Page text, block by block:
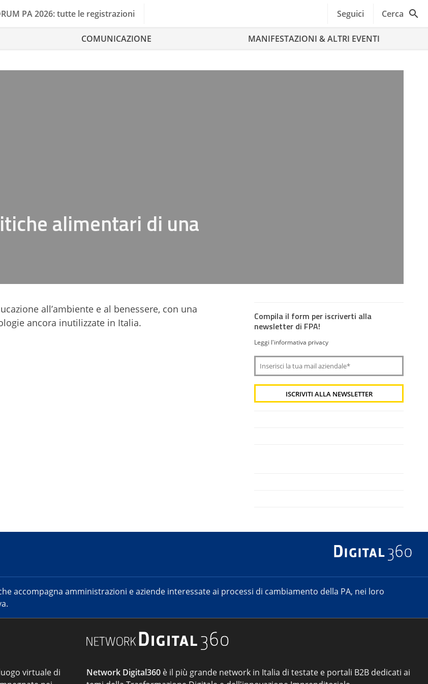
PA 2026: tutte le registrazioni Seguici Cerca
COMUNICAZIONE MANIFESTAZIONI & ALTRI EVENTI
alimentari di una
all’ambiente e al benessere, con una
ancora inutilizzate in Italia.
Compila il form per iscriverti alla
newsletter di FPA!
Leggi l'informativa privacy
accompagna amministrazioni e aziende interessate ai processi di cambiamento della PA, nei loro
virtuale di
Network Digital360 è il più grande network in Italia di testate e portali B2B dedicati ai